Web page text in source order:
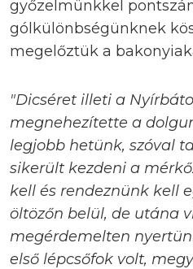
győzelmünkkel
gólkülönbségünknek
megelőztük a
"Dicséret illeti a
megnehezítette a
legjobb hetünk, szóval
sikerült kezdeni a
kell és rendeznünk kell
öltözőn belül, de utána
megérdemelten
első lépcsőfok volt,